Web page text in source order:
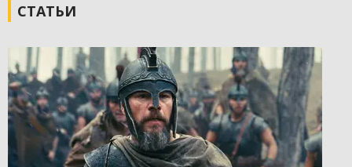
СТАТЬИ